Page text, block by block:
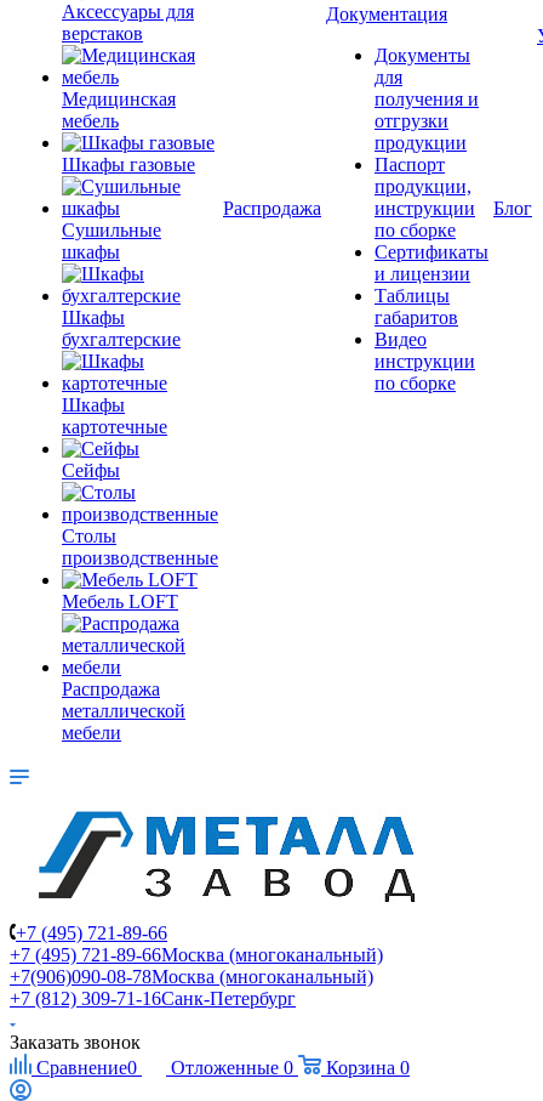
Аксессуары для
верстаков
Медицинская
мебель
Шкафы газовые
Сушильные
шкафы
Шкафы
бухгалтерские
Шкафы
картотечные
Сейфы
Столы
производственные
Мебель LOFT
Распродажа
металлической
мебели
Распродажа
Документация
Документы
для
получения и
отгрузки
продукции
Паспорт
продукции,
инструкции
по сборке
Сертификаты
и лицензии
Таблицы
габаритов
Видео
инструкции
по сборке
Блог
+7 (495) 721-89-66
+7 (495) 721-89-66Москва (многоканальный)
+7(906)090-08-78Москва (многоканальный)
+7 (812) 309-71-16Санк-Петербург
Заказать звонок
Сравнение0 Отложенные 0 Корзина 0